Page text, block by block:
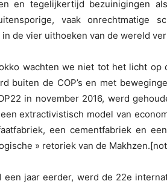
en tegelijkertijd bezuinigingen
vaak onrechtmatige
de vier uithoeken van de wereld
wachten we niet tot het licht
buiten de COP’s en met
in november 2016, werd
extractivistisch model van
een cementfabriek en
» retoriek van de
een jaar eerder, werd de 22e